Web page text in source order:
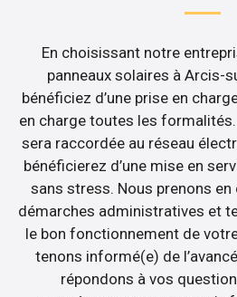
En choisissant notre
panneaux solaires à Arcis-
bénéficiez d’une prise en
en charge toutes les
sera raccordée au réseau
bénéficierez d’une mise en
sans stress. Nous prenons
démarches administratives et
le bon fonctionnement de
tenons informé(e) de
répondons à vos